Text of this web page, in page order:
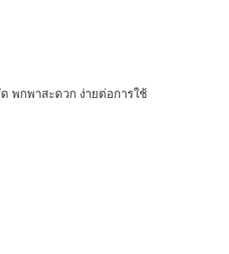
พกพาสะดวก ง่ายต่อการใช้